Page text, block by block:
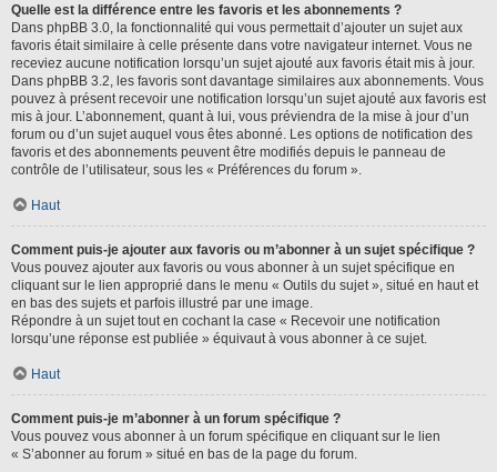
Quelle est la différence entre les favoris et les abonnements ?
Dans phpBB 3.0, la fonctionnalité qui vous permettait d’ajouter un sujet aux
favoris était similaire à celle présente dans votre navigateur internet. Vous ne
receviez aucune notification lorsqu’un sujet ajouté aux favoris était mis à jour.
Dans phpBB 3.2, les favoris sont davantage similaires aux abonnements. Vous
pouvez à présent recevoir une notification lorsqu’un sujet ajouté aux favoris est
mis à jour. L’abonnement, quant à lui, vous préviendra de la mise à jour d’un
forum ou d’un sujet auquel vous êtes abonné. Les options de notification des
favoris et des abonnements peuvent être modifiés depuis le panneau de
contrôle de l’utilisateur, sous les « Préférences du forum ».
Haut
Comment puis-je ajouter aux favoris ou m’abonner à un sujet spécifique ?
Vous pouvez ajouter aux favoris ou vous abonner à un sujet spécifique en
cliquant sur le lien approprié dans le menu « Outils du sujet », situé en haut et
en bas des sujets et parfois illustré par une image.
Répondre à un sujet tout en cochant la case « Recevoir une notification
lorsqu’une réponse est publiée » équivaut à vous abonner à ce sujet.
Haut
Comment puis-je m’abonner à un forum spécifique ?
Vous pouvez vous abonner à un forum spécifique en cliquant sur le lien
« S’abonner au forum » situé en bas de la page du forum.